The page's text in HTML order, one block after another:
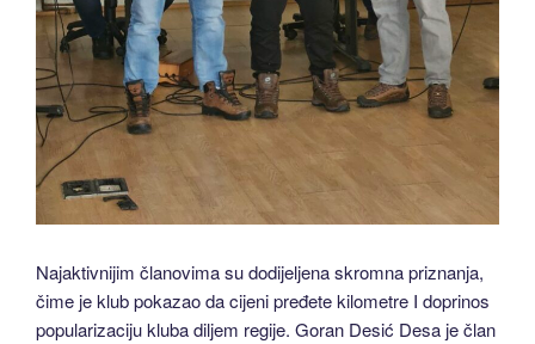
Najaktivnijim članovima su dodijeljena skromna priznanja,
čime je klub pokazao da cijeni pređete kilometre I doprinos
popularizaciju kluba diljem regije. Goran Desić Desa je član